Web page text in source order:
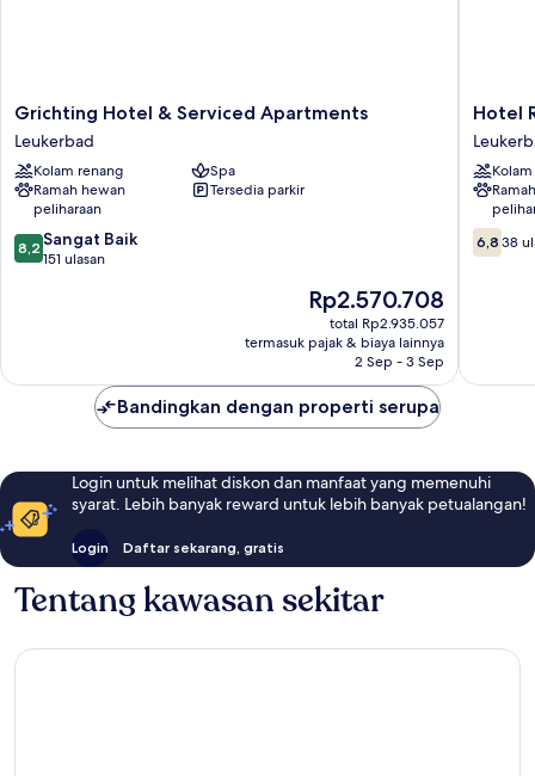
Grichting
Hotel
&
Serviced
Apartments
Leukerbad
Grichting Hotel & Serviced Apartments
Leukerbad
Kolam renang
Spa
Ramah hewan
peliharaan
Tersedia parkir
8.2
dari
8,2 Sangat Baik
151 ulasan
Harga
sekarang
Rp2.570.708
Rp2.570.708
total Rp2.935.057
termasuk pajak & biaya lainnya
2 Sep - 3 Sep
Hotel
Regina
Terme
Hotel
6.8
dari
6,8 38
Bandingkan dengan properti serupa
Login untuk melihat diskon dan manfaat yang memenuhi
syarat. Lebih banyak reward untuk lebih banyak petualangan!
Login Daftar sekarang, gratis
Tentang kawasan sekitar